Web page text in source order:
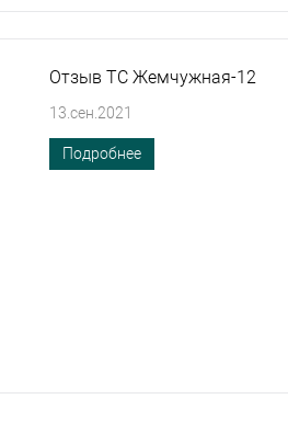
Отзыв ТС Жемчужная-12
13.сен.2021
Подробнее